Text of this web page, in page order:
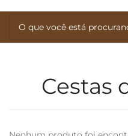
Cestas